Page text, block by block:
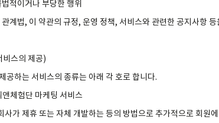
적이거나 부당한 행위
계법, 이 약관의 규정, 운영 정책, 서비스와 관련한 공지사항
스의 제공)
공하는 서비스의 종류는 아래 각 호로 합니다.
앤체험단 마케팅 서비스
사가 제휴 또는 자체 개발하는 등의 방법으로 추가적으로 회원